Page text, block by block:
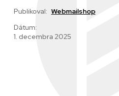
Publikoval: Webmailshop
Dátum:
1. decembra 2025